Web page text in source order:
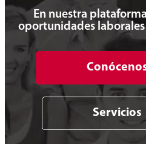
En nuestra
oportunidades
Servicios